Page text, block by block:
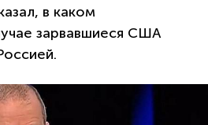
в каком
зарвавшиеся США